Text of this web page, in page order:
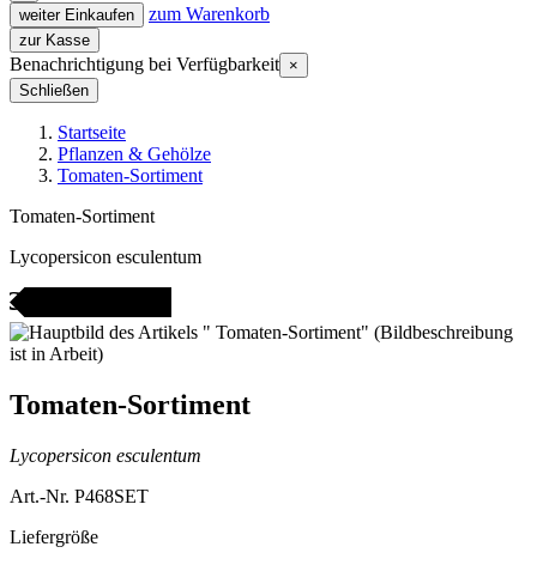
weiter Einkaufen
zum Warenkorb
zur Kasse
Benachrichtigung bei Verfügbarkeit ×
Schließen
Startseite
Pflanzen & Gehölze
Tomaten-Sortiment
Tomaten-Sortiment
Lycopersicon esculentum
bestellbar
Tomaten-Sortiment
Lycopersicon esculentum
Art.-Nr. P468SET
Liefergröße